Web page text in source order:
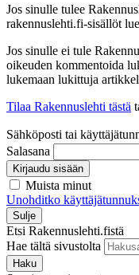
Jos sinulle tulee
rakennuslehti.fi-sisällöt
Jos sinulle ei tule
oikeuden kommentoida
lukemaan lukittuja
Tilaa Rakennuslehti tästä
Sähköposti tai
Salasana
Kirjaudu sisään
Muista minut
Unohditko
Sulje
Etsi Rakennuslehti.fistä
Hae tältä sivustolta
Haku